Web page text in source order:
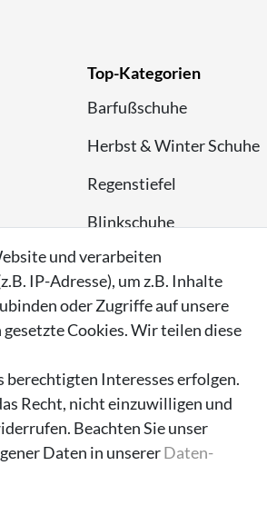
Top-Kategorien
Barfußschuhe
Herbst & Winter Schuhe
Regenstiefel
Blinkschuhe
Schnneestiefel
Wasserdichte
Sneaker
Lauflernschuhe
und verarbeiten
IP-Adresse), um z.B. Inhalte
oder Zugriffe auf unsere
Cookies. Wir teilen diese
Interesses erfolgen.
Recht, nicht einzuwilligen und
Beachten Sie unser
Daten in unsererDaten­